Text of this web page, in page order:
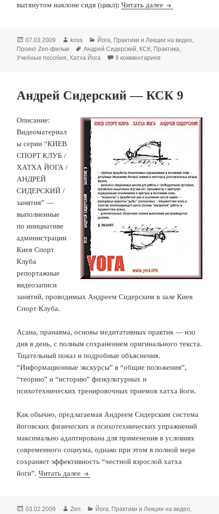
вытянутом наклоне сидя (цикл);Читать далее Андрей
Опубликовано
07.03.2009 Автор
koss Рубрики
Йога, Практики и Лекции на видео,
Проект Zen-фильм
Метки
Андрей Сидерский, КСК, Практика,
Учебные пособия,Хатха Йога 9 комментариевк записи Андрей
Андрей Сидерский — КСК 9
Описание:
Видеоматериал
ы серии “КИЕВ
СПОРТ КЛУБ /
ХАТХА ЙОГА /
АНДРЕЙ
СИДЕРСКИЙ /
занятия” —
выполненные
по инициативе
администрации
Киев Спорт
Клуба
репортажные
видеозаписи
занятий, проводимых Андреем Сидерским в зале Киев
Спорт Клуба.
Асана, пранаяма, основы медитативных практик — изо
дня в день, с полным сохранением оригинального текста.
Тщательный показ и подробные объяснения.
“Информационные экскурсы” в “общие положения”,
“теорию” и “историю” физкультурных и
психотехнических тренировочных приемов хатха йоги.
Как обычно, предлагаемая Андреем Сидерским система
йоговских физических и психотехнических упражнений
максимально адаптирована для применения в условиях
современного социума, однако при этом в полной мере
сохраняет эффективность “честной взрослой хатха
йоги”.Читать далее Андрей Сидерский — КСК 9
Опубликовано
03.02.2009 Автор
Zen Рубрики
Йога Практики и Лекции на видео